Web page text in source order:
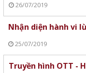
26/07/2019
Nhận diện hành vi
25/07/2019
Truyền hình OTT -